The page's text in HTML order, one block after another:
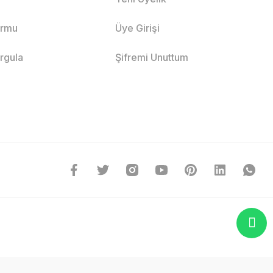
Üye Girişi
Şifremi Unuttum